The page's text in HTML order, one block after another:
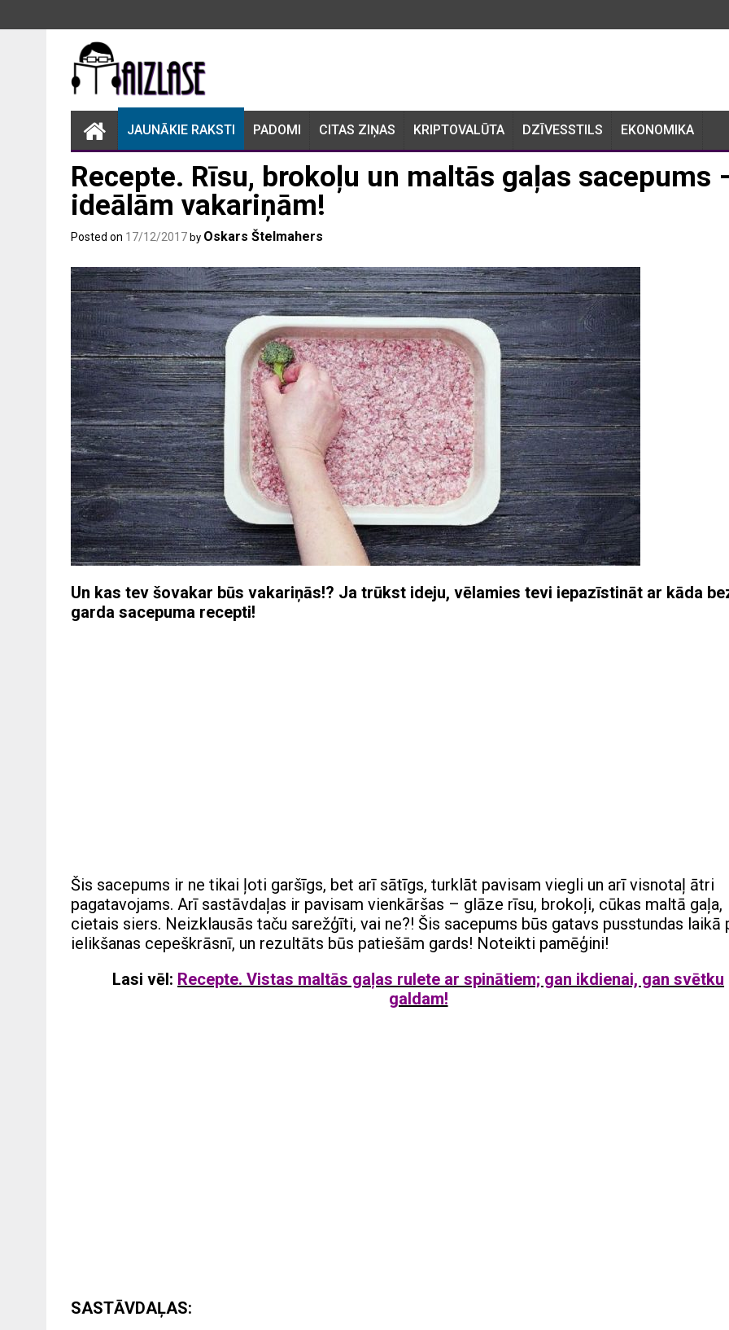
JAUNĀKIE RAKSTI PADOMI CITAS ZIŅAS KRIPTOVALŪTA DZĪVESSTILS EKONOMIKA
Recepte. Rīsu, brokoļu un maltās gaļas sacepums
ideālām vakariņām!
Posted on 17/12/2017 by Oskars Štelmahers
Un kas tev šovakar būs vakariņās!? Ja trūkst ideju, vēlamies tevi iepazīstināt ar kāda
garda sacepuma recepti!
Šis sacepums ir ne tikai ļoti garšīgs, bet arī sātīgs, turklāt pavisam viegli un arī visnotaļ ātri
pagatavojams. Arī sastāvdaļas ir pavisam vienkāršas – glāze rīsu, brokoļi, cūkas maltā gaļa,
cietais siers. Neizklausās taču sarežģīti, vai ne?! Šis sacepums būs gatavs pusstundas laikā
ielikšanas cepeškrāsnī, un rezultāts būs patiešām gards! Noteikti pamēģini!
Lasi vēl: Recepte. Vistas maltās gaļas rulete ar spinātiem; gan ikdienai, gan svētku
galdam!
SASTĀVDAĻAS: